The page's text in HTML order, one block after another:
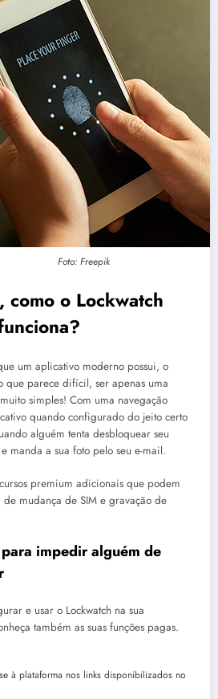
Foto: Freepik
como o Lockwatch
um aplicativo moderno possui, o
que parece difícil, ser apenas uma
simples! Com uma navegação
quando configurado do jeito certo
alguém tenta desbloquear seu
manda a sua foto pelo seu e-mail.
premium adicionais que podem
de mudança de SIM e gravação de
impedir alguém de
e usar o Lockwatch na sua
também as suas funções pagas.
à plataforma nos links disponibilizados no